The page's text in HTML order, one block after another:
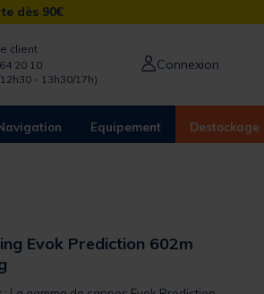
dès 90€
client
20 10
- 13h30/17h)
Connexion
Equipement Destockage
Evok Prediction 602m